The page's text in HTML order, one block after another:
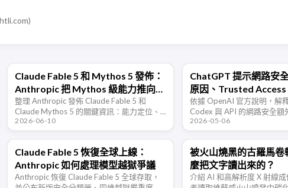
)
Claude Fable 5 和 Mythos 5 發佈：
Anthropic 把 Mythos 級能力推向普
通使用者
整理 Anthropic 發佈 Claude Fable 5 和
Claude Mythos 5 的關鍵資訊：能力定位、
安全分流、受限存取、資料留存、價格和訂
2026-06-10
ChatGPT 提示網路安
原因、Trusted Access
依據 OpenAI 官方說明，解
Codex 與 API 的網路安全額
禦任務的處理方法，以及
2026-05-06
Claude Fable 5 恢復全球上線：
Anthropic 如何處理模型越獄爭議
Anthropic 恢復 Claude Fable 5 全球存取，
被火山燒黑的古羅馬卷
麼把文字讀出來的？
介紹 AI 和高解析度 X 射線